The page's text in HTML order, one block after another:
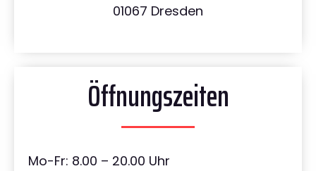
01067 Dresden
Öffnungszeiten
Mo-Fr: 8.00 – 20.00 Uhr